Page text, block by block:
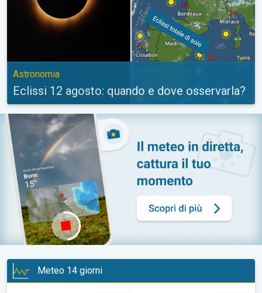
Astronomia
Eclissi 12 agosto: quando e dove osservarla?
Meteo 14 giorni